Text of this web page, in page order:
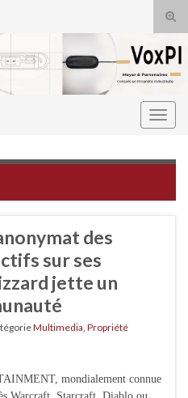
des
sur ses
jette un
Multimedia Propriété
mondialement connue